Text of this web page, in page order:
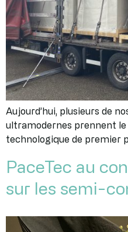
Aujourd’hui, plusieurs de
ultramodernes prennent le
technologique de premier
PaceTec au
sur les semi-